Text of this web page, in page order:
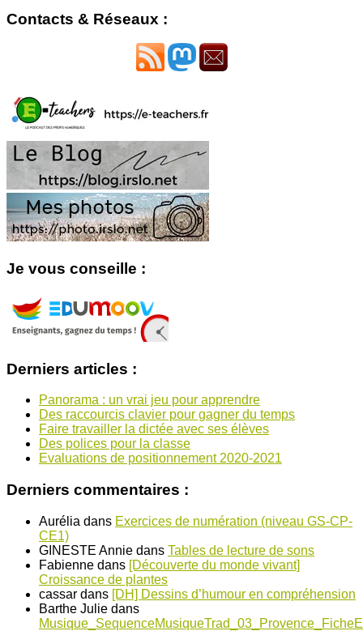
Contacts & Réseaux :
Je vous conseille :
Derniers articles :
Panorama : un vrai jeu pour apprendre
Des raccourcis clavier pour gagner du temps
Faire travailler la dictée avec ses élèves
Des polices pour la classe
Evaluations de positionnement 2020-2021
Derniers commentaires :
Aurélia dans Exercices de numération (niveau GS-CP-
CE1)
GINESTE Annie dans Tables de lecture de sons
Fabienne dans [Découverte du monde vivant]
Croissance de plantes
cassar dans [DH] Dessins d’humour en compréhension
Barthe Julie dans